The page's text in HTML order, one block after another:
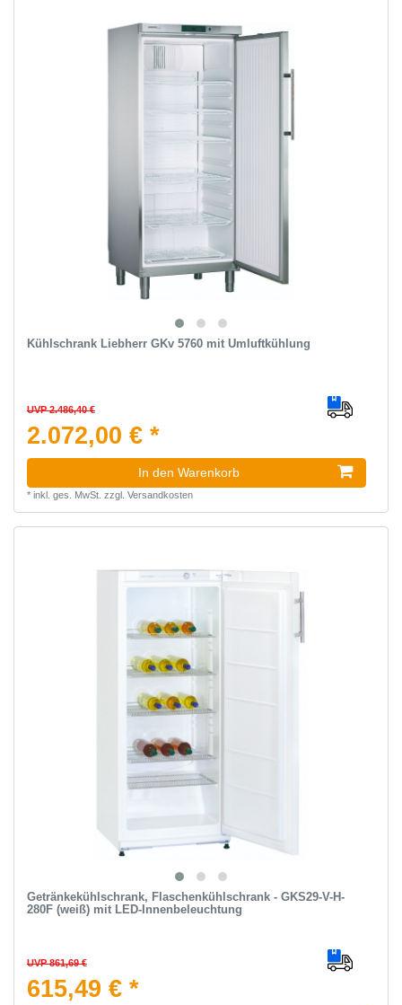
Kühlschrank Liebherr GKv 5760 mit Umluftkühlung
UVP 2.486,40 €
2.072,00 € *
In den Warenkorb
* inkl. ges. MwSt. zzgl. Versandkosten
Getränkekühlschrank, Flaschenkühlschrank - GKS29-V-H-
280F (weiß) mit LED-Innenbeleuchtung
UVP 861,69 €
615,49 € *